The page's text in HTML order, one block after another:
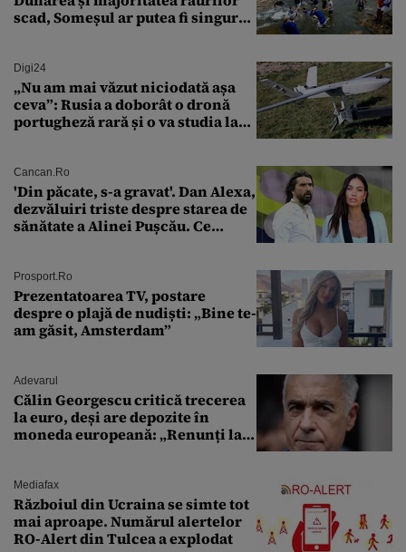
scad, Someșul ar putea fi singurul
Digi24
„Nu am mai văzut niciodată așa
ceva”: Rusia a doborât o dronă
portugheză rară și o va studia la
Cancan.ro
'Din păcate, s-a gravat'. Dan Alexa,
dezvăluiri triste despre starea de
sănătate a Alinei Pușcău. Ce
Prosport.ro
Prezentatoarea TV, postare
despre o plajă de nudiști: „Bine te-
am găsit, Amsterdam”
Adevarul
Călin Georgescu critică trecerea
la euro, deși are depozite în
moneda europeană: „Renunți la
Mediafax
Războiul din Ucraina se simte tot
mai aproape. Numărul alertelor
RO-Alert din Tulcea a explodat